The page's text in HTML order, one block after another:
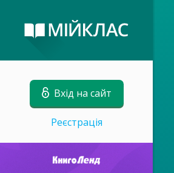
Вхід на сайт
Реєстрація